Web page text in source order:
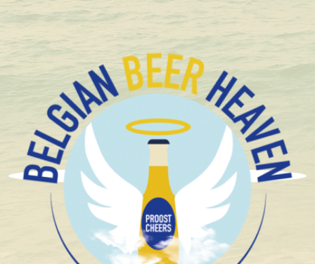
+1.600 Belgische speciaalbieren in stock
Oud Beersel
Oud Beersel Gueuze Demi-
Muids 37,5Cl
alcohol Blond Spontane Gisting
Zuur Bier
Zure bieren
Lambiek 14°plato